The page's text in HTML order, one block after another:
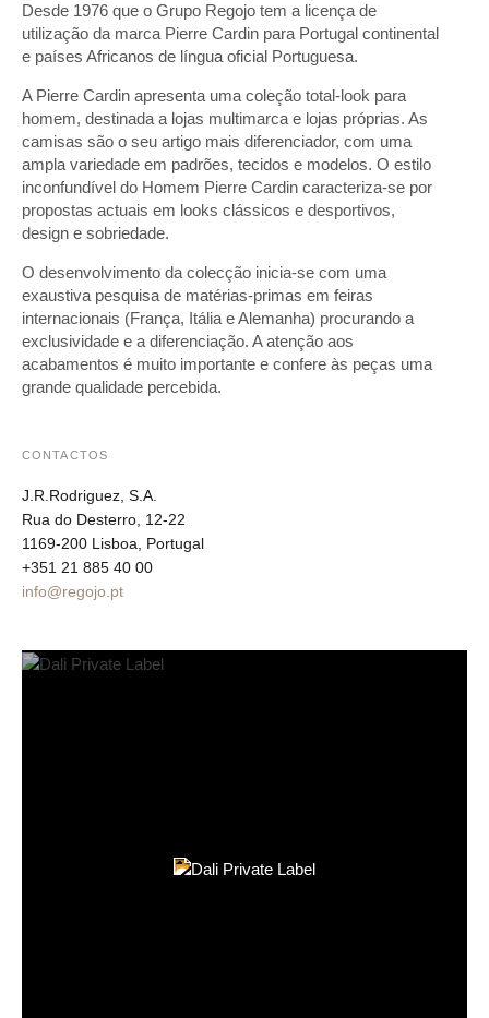
CONTACTOS
J.R.Rodriguez, S.A.
Rua do Desterro, 12-22
1169-200 Lisboa, Portugal
+351 21 885 40 00
info@regojo.pt
Desde 1976 que o Grupo Regojo tem a licença de
utilização da marca Pierre Cardin para Portugal continental
e países Africanos de língua oficial Portuguesa.
A Pierre Cardin apresenta uma coleção total-look para
homem, destinada a lojas multimarca e lojas próprias. As
camisas são o seu artigo mais diferenciador, com uma
ampla variedade em padrões, tecidos e modelos. O estilo
inconfundível do Homem Pierre Cardin caracteriza-se por
propostas actuais em looks clássicos e desportivos,
design e sobriedade.
O desenvolvimento da colecção inicia-se com uma
exaustiva pesquisa de matérias-primas em feiras
internacionais (França, Itália e Alemanha) procurando a
exclusividade e a diferenciação. A atenção aos
acabamentos é muito importante e confere às peças uma
grande qualidade percebida.